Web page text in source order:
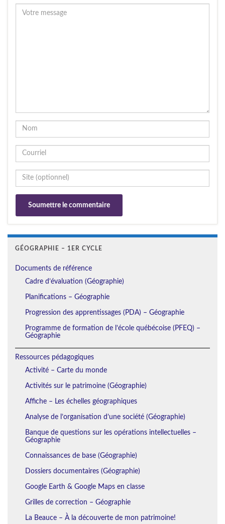
GÉOGRAPHIE – 1ER CYCLE
Documents de référence
Cadre d’évaluation (Géographie)
Planifications – Géographie
Progression des apprentissages (PDA) – Géographie
Programme de formation de l’école québécoise (PFEQ) –
Géographie
Ressources pédagogiques
Activité – Carte du monde
Activités sur le patrimoine (Géographie)
Affiche – Les échelles géographiques
Analyse de l’organisation d’une société (Géographie)
Banque de questions sur les opérations intellectuelles –
Géographie
Connaissances de base (Géographie)
Dossiers documentaires (Géographie)
Google Earth & Google Maps en classe
Grilles de correction – Géographie
La Beauce – À la découverte de mon patrimoine!